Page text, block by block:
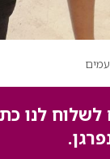
לשלוח לנו